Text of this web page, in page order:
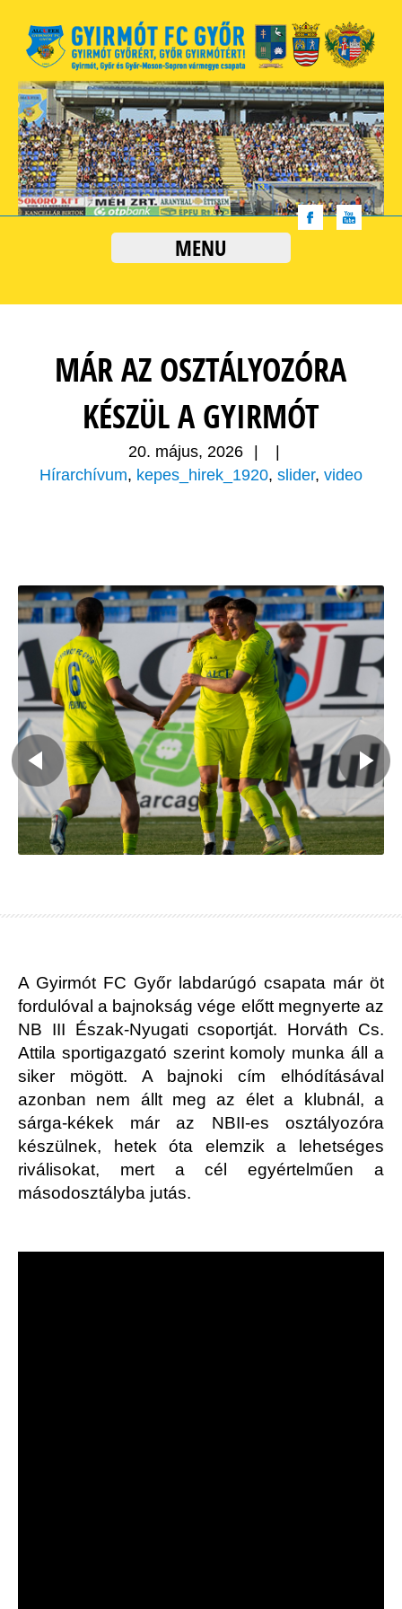
MENU
MÁR AZ OSZTÁLYOZÓRA
KÉSZÜL A GYIRMÓT
20. május, 2026
Hírarchívum, kepes_hirek_1920, slider, video
A Gyirmót FC Győr labdarúgó csapata már öt
fordulóval a bajnokság vége előtt megnyerte az
NB III Észak-Nyugati csoportját. Horváth Cs.
Attila sportigazgató szerint komoly munka áll a
siker mögött. A bajnoki cím elhódításával
azonban nem állt meg az élet a klubnál, a
sárga-kékek már az NBII-es osztályozóra
készülnek, hetek óta elemzik a lehetséges
riválisokat, mert a cél egyértelműen a
másodosztályba jutás.